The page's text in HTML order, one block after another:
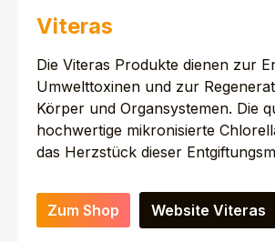
Viteras
Die Viteras Produkte dienen zur
Umwelttoxinen und zur
Körper und Organsystemen. Die
hochwertige mikronisierte
das Herzstück dieser
Zum Shop Website Viteras